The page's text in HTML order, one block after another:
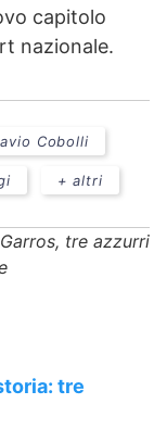
capitolo
nazionale.
Cobolli
+ altri
tre azzurri
tre